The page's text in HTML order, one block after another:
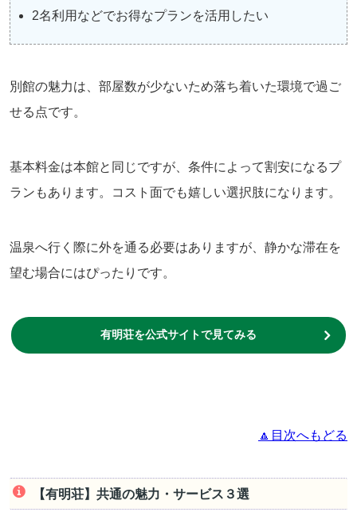
2名利用などでお得なプランを活用したい
別館の魅力は、部屋数が少ないため落ち着いた環境で過ご
せる点です。
基本料金は本館と同じですが、条件によって割安になるプ
ランもあります。コスト面でも嬉しい選択肢になります。
温泉へ行く際に外を通る必要はありますが、静かな滞在を
望む場合にはぴったりです。
有明荘を公式サイトで見てみる
🔼目次へもどる
【有明荘】共通の魅力・サービス３選